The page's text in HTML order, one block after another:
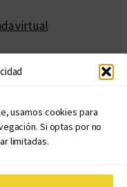
usamos cookies para
Si optas por no
limitadas.
virtual